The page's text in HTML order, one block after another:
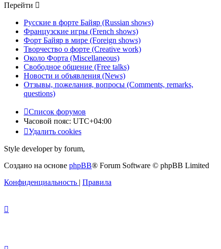
Перейти
Русские в форте Байяр (Russian shows)
Французские игры (French shows)
Форт Байяр в мире (Foreign shows)
Творчество о форте (Creative work)
Около Форта (Miscellaneous)
Свободное общение (Free talks)
Новости и объявления (News)
Отзывы, пожелания, вопросы (Comments, remarks,
questions)
Список форумов
Часовой пояс: UTC+04:00
Удалить cookies
Style developer by forum,
Создано на основе phpBB® Forum Software © phpBB Limited
Конфиденциальность | Правила